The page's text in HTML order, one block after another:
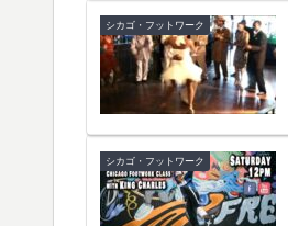
シカゴ・フットワーク
シカゴ・フットワーク